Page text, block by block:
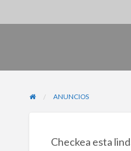
ANUNCIOS
Checkea esta